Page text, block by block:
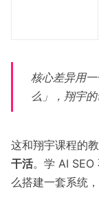
核心差异用
么」，翔宇
这和翔宇课程的
干活。学 AI SEO
么搭建一套系统